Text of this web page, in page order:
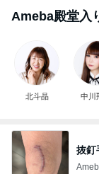
Ameba殿堂入
北斗晶 中川
抜釘